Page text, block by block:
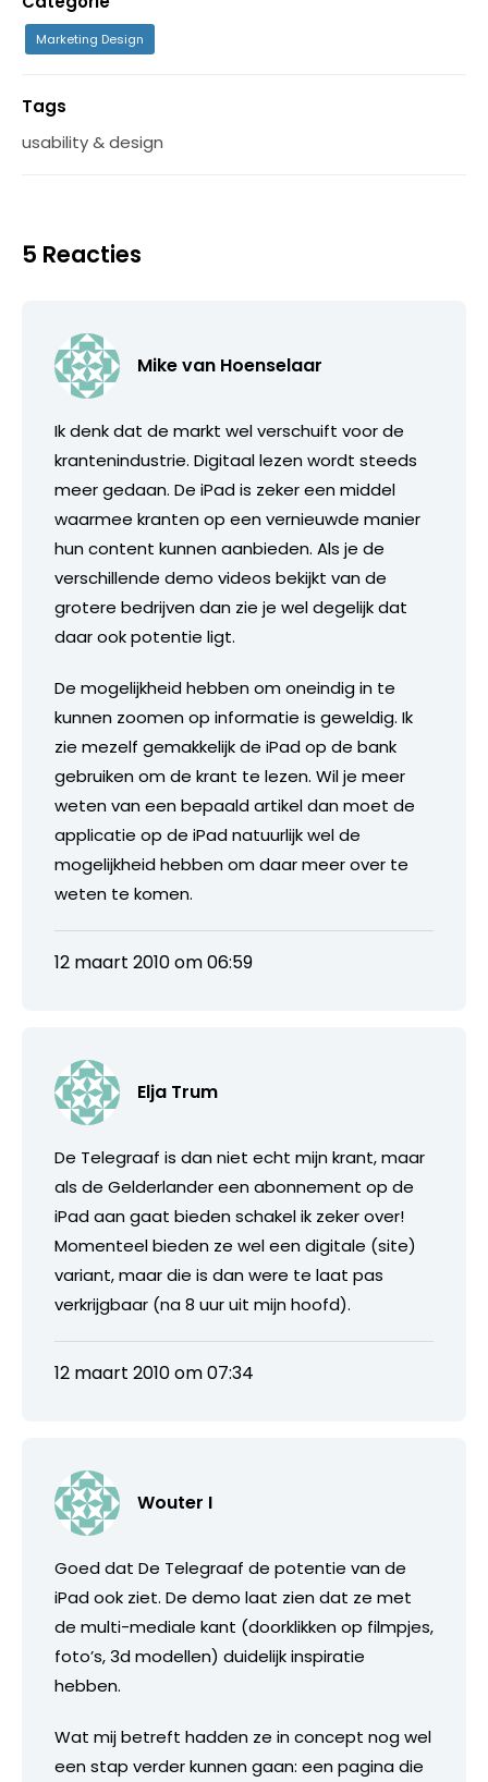
Marketing Design
Tags
usability & design
5 Reacties
Mike van Hoenselaar
Ik denk dat de markt wel verschuift voor de
krantenindustrie. Digitaal lezen wordt steeds
meer gedaan. De iPad is zeker een middel
waarmee kranten op een vernieuwde manier
hun content kunnen aanbieden. Als je de
verschillende demo videos bekijkt van de
grotere bedrijven dan zie je wel degelijk dat
daar ook potentie ligt.
De mogelijkheid hebben om oneindig in te
kunnen zoomen op informatie is geweldig. Ik
zie mezelf gemakkelijk de iPad op de bank
gebruiken om de krant te lezen. Wil je meer
weten van een bepaald artikel dan moet de
applicatie op de iPad natuurlijk wel de
mogelijkheid hebben om daar meer over te
weten te komen.
12 maart 2010 om 06:59
Elja Trum
De Telegraaf is dan niet echt mijn krant, maar
als de Gelderlander een abonnement op de
iPad aan gaat bieden schakel ik zeker over!
Momenteel bieden ze wel een digitale (site)
variant, maar die is dan were te laat pas
verkrijgbaar (na 8 uur uit mijn hoofd).
12 maart 2010 om 07:34
Wouter I
Goed dat De Telegraaf de potentie van de
iPad ook ziet. De demo laat zien dat ze met
de multi-mediale kant (doorklikken op filmpjes,
foto’s, 3d modellen) duidelijk inspiratie
hebben.
Wat mij betreft hadden ze in concept nog wel
een stap verder kunnen gaan: een pagina die